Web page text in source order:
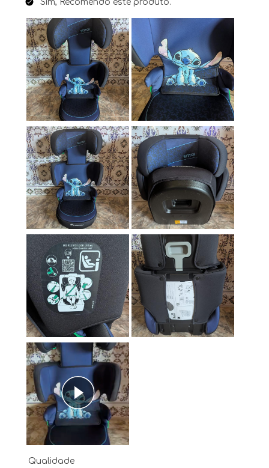
Sim, Recomendo este produto.
Qualidade